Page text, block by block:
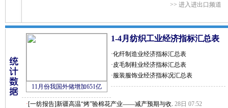
>> 进入进出口频道
11月份我国外储增加651亿
1-4月纺织工业经济指标汇总表
·化纤制造业经济指标汇总表
·皮毛制鞋业经济指标汇总表
·服装服饰业经济指标况汇总表
·[一纺报告]新疆高温“烤”验棉花产业——减产预期与收. 28日 07:52